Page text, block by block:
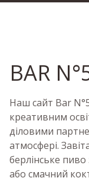
BAR
Наш сайт Bar
креативним
діловими
атмосфері.
берлінське
або смачний